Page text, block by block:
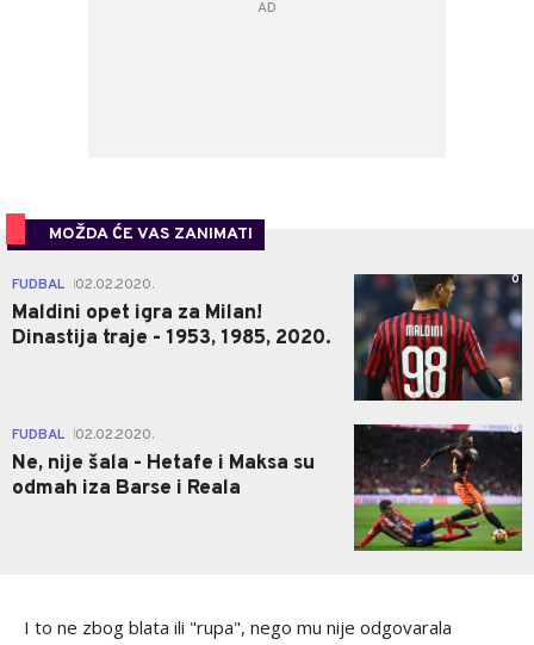
MOŽDA ĆE VAS ZANIMATI
FUDBAL 02.02.2020.
Maldini opet igra za Milan!
Dinastija traje - 1953, 1985, 2020.
0
FUDBAL 02.02.2020.
Ne, nije šala - Hetafe i Maksa su
odmah iza Barse i Reala
0
I to ne zbog blata ili "rupa", nego mu nije odgovarala